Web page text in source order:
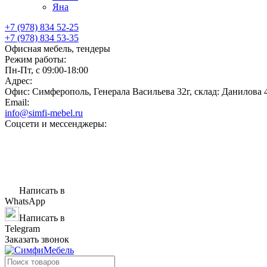
Яна
+7 (978) 834 52-25
+7 (978) 834 53-35
Офисная мебель, тендеры
Режим работы:
Пн-Пт, с 09:00-18:00
Адрес:
Офис: Симферополь, Генерала Васильева 32г, склад: Данилова
Email:
info@simfi-mebel.ru
Соцсети и мессенджеры:
Написать в
WhatsApp
Написать в
Telegram
Заказать звонок